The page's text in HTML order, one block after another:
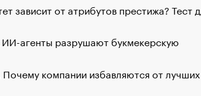
зависит от атрибутов престижа? Тест
агенты разрушают букмекерскую
компании избавляются от лучших